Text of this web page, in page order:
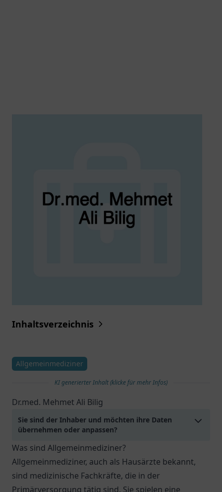
Inhaltsverzeichnis
Allgemeinmediziner
KI generierter Inhalt (klicke für mehr Infos)
Dr.med. Mehmet Ali Bilig
Sie sind der Inhaber und möchten ihre Daten
übernehmen oder anpassen?
Was sind Allgemeinmediziner?
Allgemeinmediziner, auch als Hausärzte bekannt,
sind medizinische Fachkräfte, die in der
Primärversorgung tätig sind. Sie spielen eine